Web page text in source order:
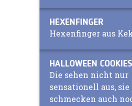
HEXENFINGER
Hexenfinger aus
HALLOWEEN COOKIES
Die sehen nicht nur
sensationell aus, sie
schmecken auch